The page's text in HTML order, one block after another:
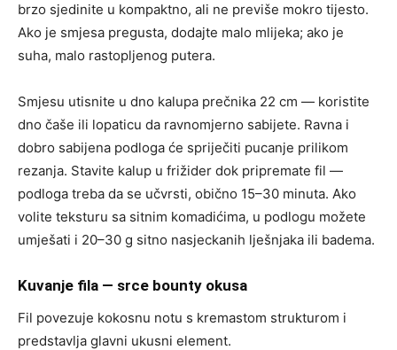
brzo sjedinite u kompaktno, ali ne previše mokro tijesto.
Ako je smjesa pregusta, dodajte malo mlijeka; ako je
suha, malo rastopljenog putera.
Smjesu utisnite u dno kalupa prečnika 22 cm — koristite
dno čaše ili lopaticu da ravnomjerno sabijete. Ravna i
dobro sabijena podloga će spriječiti pucanje prilikom
rezanja. Stavite kalup u frižider dok pripremate fil —
podloga treba da se učvrsti, obično 15–30 minuta. Ako
volite teksturu sa sitnim komadićima, u podlogu možete
umješati i 20–30 g sitno nasjeckanih lješnjaka ili badema.
Kuvanje fila — srce bounty okusa
Fil povezuje kokosnu notu s kremastom strukturom i
predstavlja glavni ukusni element.